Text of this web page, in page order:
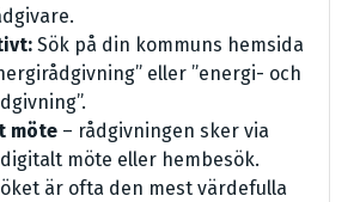
Sök på din kommuns hemsida
eller ”energi- och
möte – rådgivningen sker via
möte eller hembesök.
är ofta den mest värdefulla